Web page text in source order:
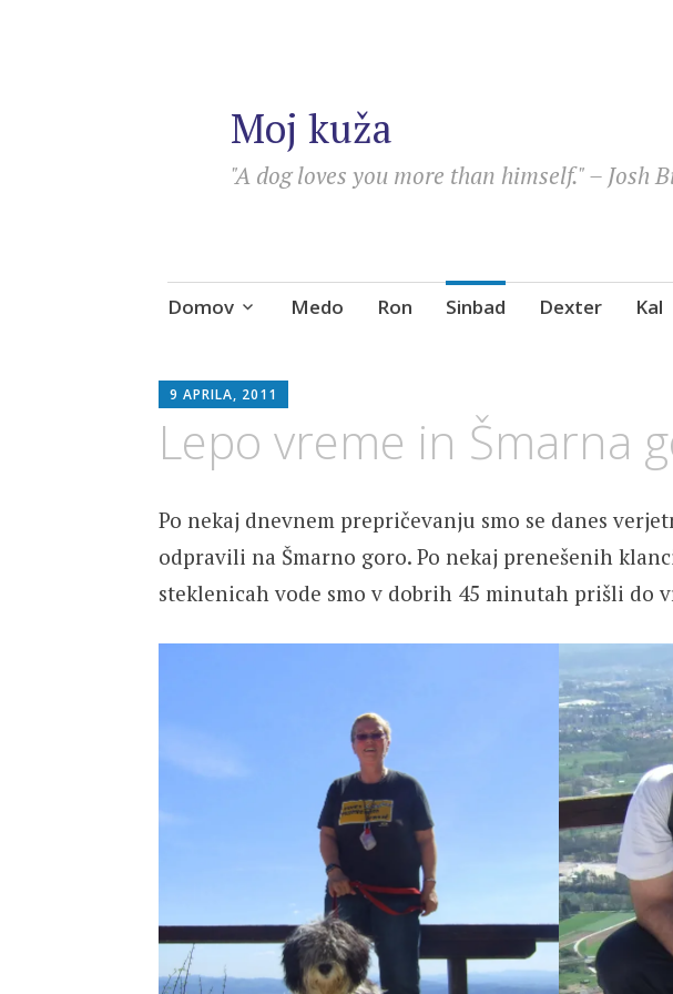
Moj kuža
"A dog loves you more than himself." – Josh
Skip
Domov Medo Ron Sinbad Dexter Kal
9 APRILA, 2011
Lepo vreme in Šmarna
Po nekaj dnevnem prepričevanju smo se danes
odpravili na Šmarno goro. Po nekaj prenešenih
steklenicah vode smo v dobrih 45 minutah prišli do